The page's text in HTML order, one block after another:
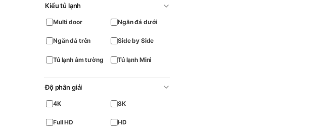
Kiểu tủ lạnh
Multi door Ngăn đá dưới
Ngăn đá trên Side by Side
Tủ lạnh âm tường Tủ lạnh Mini
Độ phân giải
4K 8K
Full HD HD